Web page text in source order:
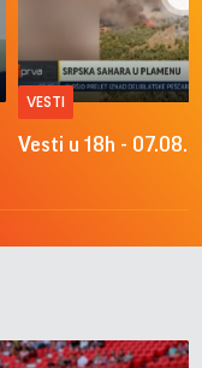
VESTI
Vesti u 18h -